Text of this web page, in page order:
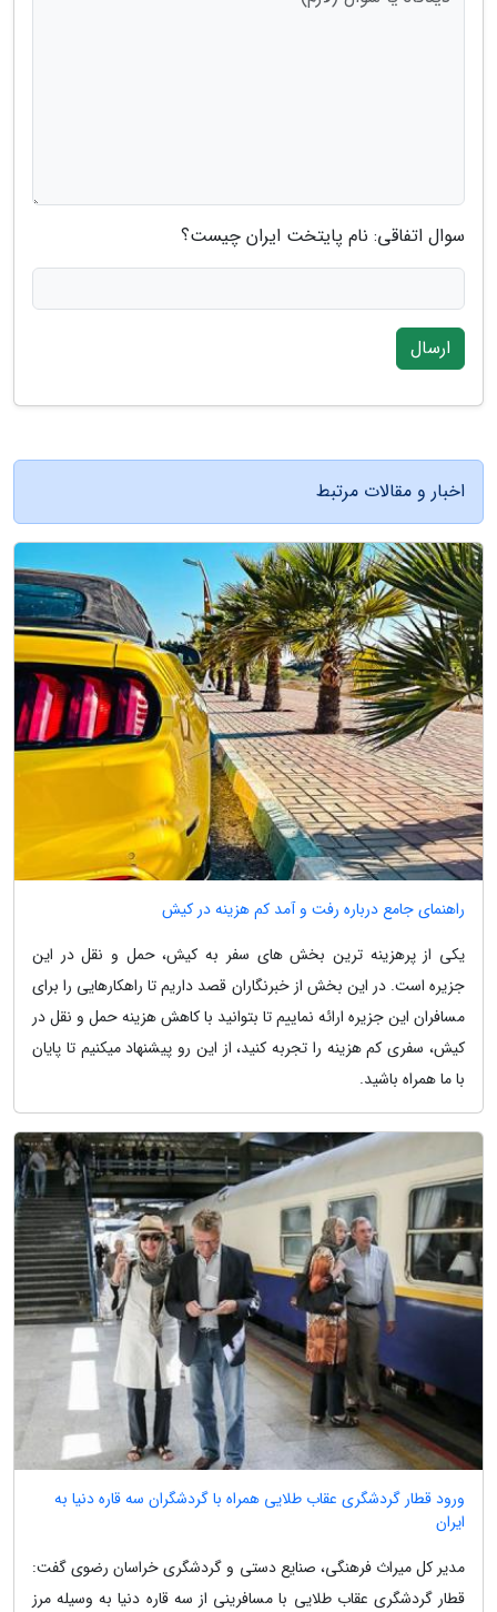
سوال اتفاقی: نام پایتخت ایران چیست؟
ارسال
اخبار و مقالات مرتبط
راهنمای جامع درباره رفت و آمد کم هزینه در کیش
یکی از پرهزینه ترین بخش های سفر به کیش، حمل و نقل در این
جزیره است. در این بخش از خبرنگاران قصد داریم تا راهکارهایی را برای
مسافران این جزیره ارائه نماییم تا بتوانید با کاهش هزینه حمل و نقل در
کیش، سفری کم هزینه را تجربه کنید، از این رو پیشنهاد میکنیم تا پایان
با ما همراه باشید.
ورود قطار گردشگری عقاب طلایی همراه با گردشگران سه قاره دنیا به
ایران
مدیر کل میراث فرهنگی، صنایع دستی و گردشگری خراسان رضوی گفت:
قطار گردشگری عقاب طلایی با مسافرینی از سه قاره دنیا به وسیله مرز